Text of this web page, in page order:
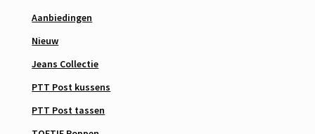
Aanbiedingen
Nieuw
Jeans Collectie
PTT Post kussens
PTT Post tassen